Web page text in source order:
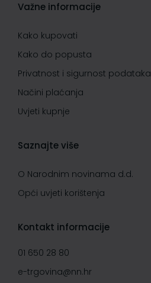
Važne informacije
Kako kupovati
Kako do popusta
Privatnost i sigurnost podataka
Načini plaćanja
Uvjeti kupnje
Saznajte više
O Narodnim novinama d.d.
Opći uvjeti korištenja
Kontakt informacije
01 650 28 80
e-trgovina@nn.hr